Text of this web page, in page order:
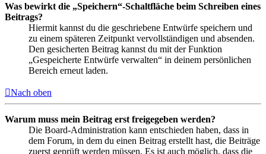
Was bewirkt die „Speichern“-Schaltfläche beim Schreiben eines
Beitrags?
Hiermit kannst du die geschriebene Entwürfe speichern und
zu einem späteren Zeitpunkt vervollständigen und absenden.
Den gesicherten Beitrag kannst du mit der Funktion
„Gespeicherte Entwürfe verwalten“ in deinem persönlichen
Bereich erneut laden.
Nach oben
Warum muss mein Beitrag erst freigegeben werden?
Die Board-Administration kann entschieden haben, dass in
dem Forum, in dem du einen Beitrag erstellt hast, die Beiträge
zuerst geprüft werden müssen. Es ist auch möglich, dass die